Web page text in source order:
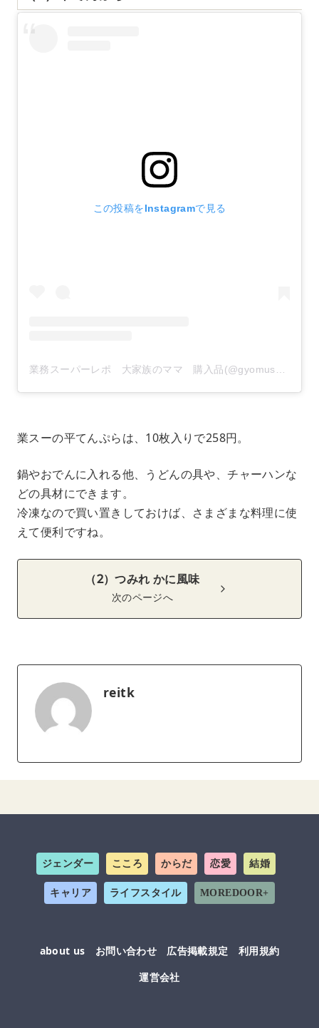
この投稿をInstagramで見る
業務スーパーレポ 大家族のママ 購入品(@gyomusuper_love)がシェアした投稿
業スーの平てんぷらは、10枚入りで258円。
鍋やおでんに入れる他、うどんの具や、チャーハンな
どの具材にできます。
冷凍なので買い置きしておけば、さまざまな料理に使
えて便利ですね。
（2）つみれ かに風味
次のページへ
reitk
ジェンダー こころ からだ 恋愛 結婚
キャリア ライフスタイル MOREDOOR+
about us お問い合わせ 広告掲載規定
利用規約
運営会社